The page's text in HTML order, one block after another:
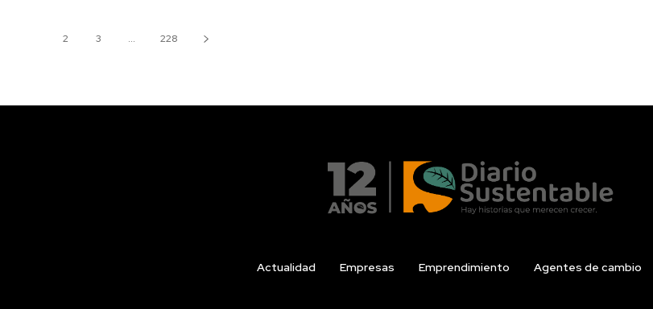
2 3 ... 228
Actualidad Empresas Emprendimiento Agentes de cambio